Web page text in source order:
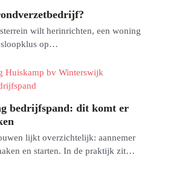
wilt herinrichten, een woning
sloopklus op…
bedrijfspand: dit komt er
lijkt overzichtelijk: aannemer
en starten. In de praktijk zit…